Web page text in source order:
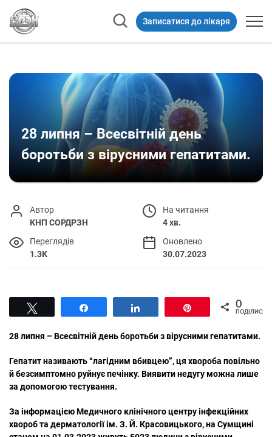
Записатися до лікаря
28 липня – Всесвітній день
боротьби з вірусними гепатитами.
Автор
КНП СОРДРЗН
На читання
4 хв.
Переглядів
1.3К
Оновлено
30.07.2023
Поділитися Поділитися 0
ПОДІЛИСЬ
28 липня – Всесвітній день боротьби з вірусними гепатитами.
Гепатит називають “лагідним вбивцею”, ця хвороба повільно
й безсимптомно руйнує печінку. Виявити недугу можна лише
за допомогою тестування.
За інформацією Медичного клінічного центру інфекційних
хвороб та дерматології ім. З. Й. Красовицького, на Сумщині